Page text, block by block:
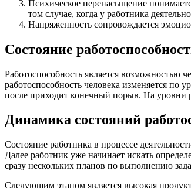
Психическое перенасыщение
том случае, когда у работника
Напряженность сопровождается
Состояние
Работоспособность является возможностью
работоспособность человека изменяется по
после приходит конечный порыв. На уровни
Динамика состояний
Состояние работника в процессе
Далее работник уже начинает искать
сразу нескольких планов по выполнению
Следующим этапом является высокая